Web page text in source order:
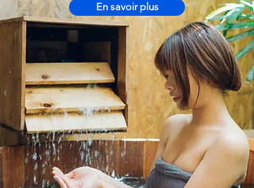
En savoir plus